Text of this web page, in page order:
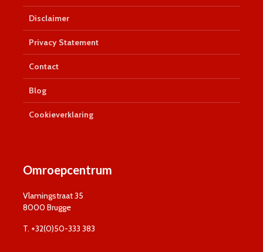
Disclaimer
Privacy Statement
Contact
Blog
Cookieverklaring
Omroepcentrum
Vlamingstraat 35
8000 Brugge
T. +32(0)50-333 383